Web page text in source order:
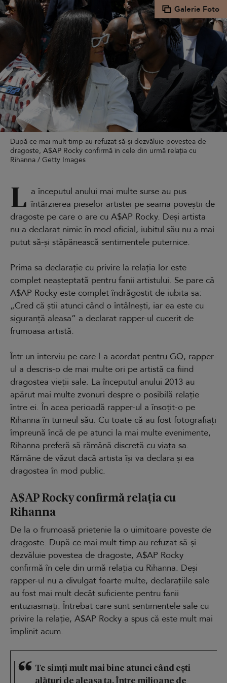
Galerie Foto
După ce mai mult timp au refuzat să-și dezvăluie povestea de
dragoste, A$AP Rocky confirmă în cele din urmă relația cu
Rihanna / Getty Images
L a începutul anului mai multe surse au pus
întârzierea pieselor artistei pe seama poveștii de
dragoste pe care o are cu A$AP Rocky. Deși artista
nu a declarat nimic în mod oficial, iubitul său nu a mai
putut să-și stăpânească sentimentele puternice.
Prima sa declarație cu privire la relația lor este
complet neașteptată pentru fanii artistului. Se pare că
A$AP Rocky este complet îndrăgostit de iubita sa:
„Cred că știi atunci când o întâlnești, iar ea este cu
siguranță aleasa” a declarat rapper-ul cucerit de
frumoasa artistă.
Într-un interviu pe care l-a acordat pentru GQ, rapper-
ul a descris-o de mai multe ori pe artistă ca fiind
dragostea vieții sale. La începutul anului 2013 au
apărut mai multe zvonuri despre o posibilă relație
între ei. În acea perioadă rapper-ul a însoțit-o pe
Rihanna în turneul său. Cu toate că au fost fotografiați
împreună încă de pe atunci la mai multe evenimente,
Rihanna preferă să rămână discretă cu viața sa.
Rămâne de văzut dacă artista își va declara și ea
dragostea în mod public.
A$AP Rocky confirmă relația cu
Rihanna
De la o frumoasă prietenie la o uimitoare poveste de
dragoste. După ce mai mult timp au refuzat să-și
dezvăluie povestea de dragoste, A$AP Rocky
confirmă în cele din urmă relația cu Rihanna. Deși
rapper-ul nu a divulgat foarte multe, declarațiile sale
au fost mai mult decât suficiente pentru fanii
entuziasmați. Întrebat care sunt sentimentele sale cu
privire la relație, A$AP Rocky a spus că este mult mai
împlinit acum.
Te simți mult mai bine atunci când ești
alături de aleasa ta. Între milioane de